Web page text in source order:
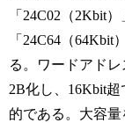
「24C02（2Kbit）
「24C64（64Kbit
る。ワードアド
2B化し、16Kbit
的である。大容